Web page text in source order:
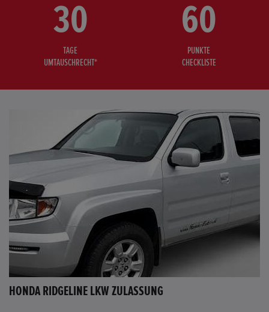
30
TAGE
UMTAUSCHRECHT*
60
PUNKTE
CHECKLISTE
HONDA RIDGELINE LKW ZULASSUNG